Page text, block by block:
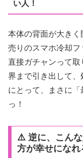
い人！
本体の背面が大きく
売りのスマホ冷却
直接ガチャンって
界まで引き出して
にとって、まさに
っ！
⚠️ 逆に、こん
方が幸せになれ